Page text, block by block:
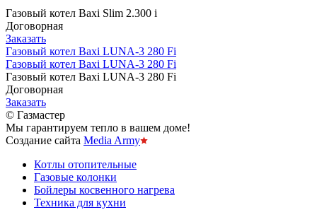
Газовый котел Baxi Slim 2.300 i
Договорная
Заказать
Газовый котел Baxi LUNA-3 280 Fi
Газовый котел Baxi LUNA-3 280 Fi
Газовый котел Baxi LUNA-3 280 Fi
Договорная
Заказать
© Газмастер
Мы гарантируем тепло в вашем доме!
Создание сайта Media Army
Котлы отопительные
Газовые колонки
Бойлеры косвенного нагрева
Техника для кухни